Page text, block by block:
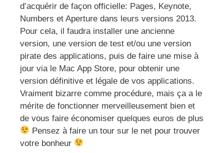
d’acquérir de façon officielle: Pages, Keynote,
Numbers et Aperture dans leurs versions 2013.
Pour cela, il faudra installer une ancienne
version, une version de test et/ou une version
pirate des applications, puis de faire une mise à
jour via le Mac App Store, pour obtenir une
version définitive et légale de vos applications.
Vraiment bizarre comme procédure, mais ça a le
mérite de fonctionner merveilleusement bien et
de vous faire économiser quelques euros de plus
Pensez à faire un tour sur le net pour trouver
votre bonheur